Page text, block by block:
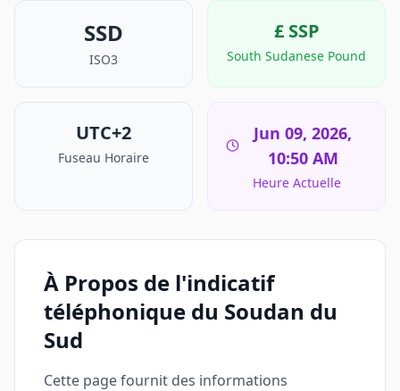
SSD
ISO3
£ SSP
South Sudanese Pound
UTC+2
Fuseau Horaire
Jun 09, 2026,
10:50 AM
Heure Actuelle
À Propos de l'indicatif
téléphonique du Soudan du
Sud
Cette page fournit des informations